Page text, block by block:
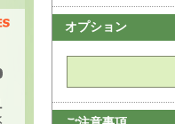
オプション